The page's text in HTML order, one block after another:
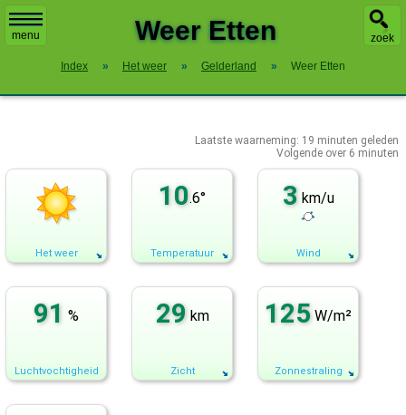
menu zoek
Weer Etten
Index » Het weer » Gelderland » Weer Etten
Laatste waarneming: 19 minuten geleden
Volgende over 6 minuten
Het weer
10.6°
Temperatuur
3 km/u
Wind
91 %
Luchtvochtigheid
29 km
Zicht
125 W/m²
Zonnestraling